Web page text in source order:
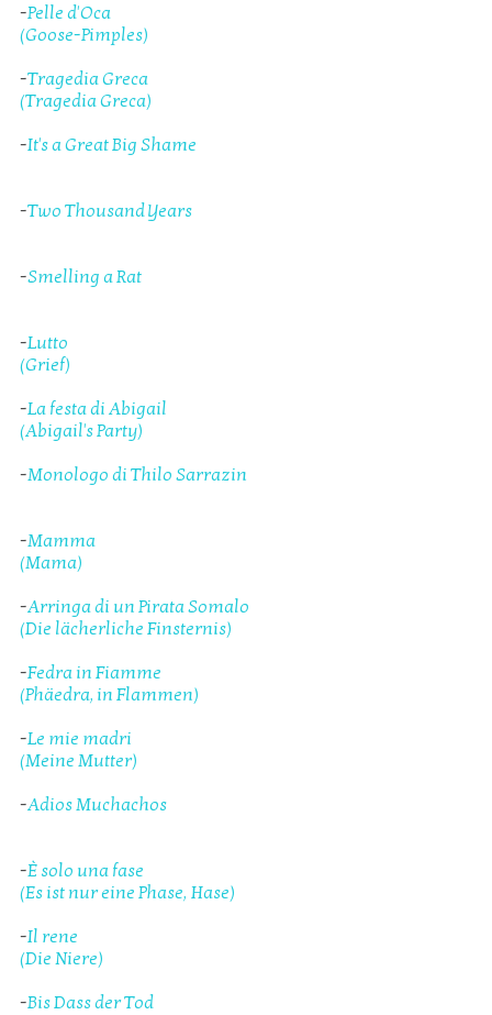
-Pelle d'Oca
(Goose-Pimples)
-Tragedia Greca
(Tragedia Greca)
-It's a Great Big Shame
-Two Thousand Years
-Smelling a Rat
-Lutto
(Grief)
-La festa di Abigail
(Abigail's Party)
-Monologo di Thilo Sarrazin
-Mamma
(Mama)
-Arringa di un Pirata Somalo
(Die lächerliche Finsternis)
-Fedra in Fiamme
(Phäedra, in Flammen)
-Le mie madri
(Meine Mutter)
-Adios Muchachos
-È solo una fase
(Es ist nur eine Phase, Hase)
-Il rene
(Die Niere)
-Bis Dass der Tod